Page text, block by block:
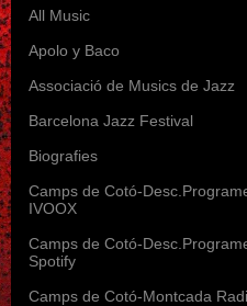
All Music
Apolo y Baco
Associació de Musics de Jazz
Barcelona Jazz Festival
Biografies
Camps de Cotó-
IVOOX
Camps de Cotó-
Spotify
Camps de Cotó-Montcada